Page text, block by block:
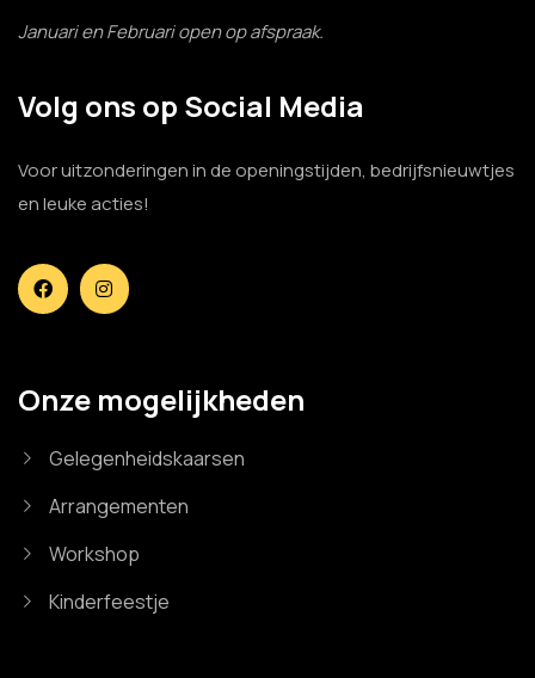
Januari en Februari open op afspraak.
Volg ons op Social Media
Voor uitzonderingen in de openingstijden, bedrijfsnieuwtjes
en leuke acties!
Onze mogelijkheden
Gelegenheidskaarsen
Arrangementen
Workshop
Kinderfeestje